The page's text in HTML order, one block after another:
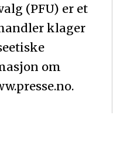
(PFU) er et
klager
om